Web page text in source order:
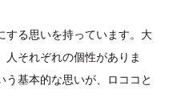
する思いを持っています。大
人それぞれの個性がありま
基本的な思いが、ロココと